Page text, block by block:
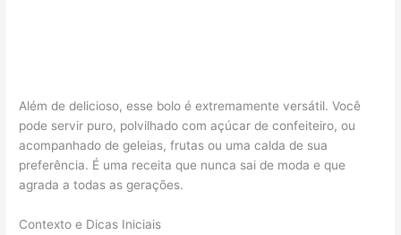
Além de delicioso, esse bolo é extremamente versátil. Você
pode servir puro, polvilhado com açúcar de confeiteiro, ou
acompanhado de geleias, frutas ou uma calda de sua
preferência. É uma receita que nunca sai de moda e que
agrada a todas as gerações.
Contexto e Dicas Iniciais